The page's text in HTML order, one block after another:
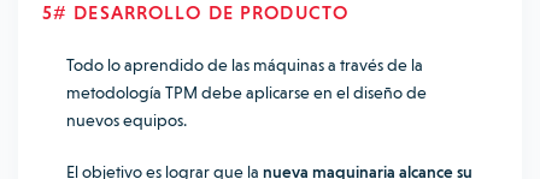
5# DESARROLLO DE PRODUCTO
Todo lo aprendido de las máquinas a través de la
metodología TPM debe aplicarse en el diseño de
nuevos equipos.
El objetivo es lograr que la nueva maquinaria alcance su